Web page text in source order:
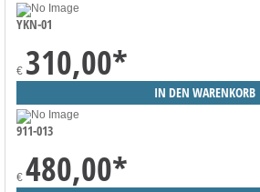
YKN-01
€ 310,00*
911-013
€ 480,00*